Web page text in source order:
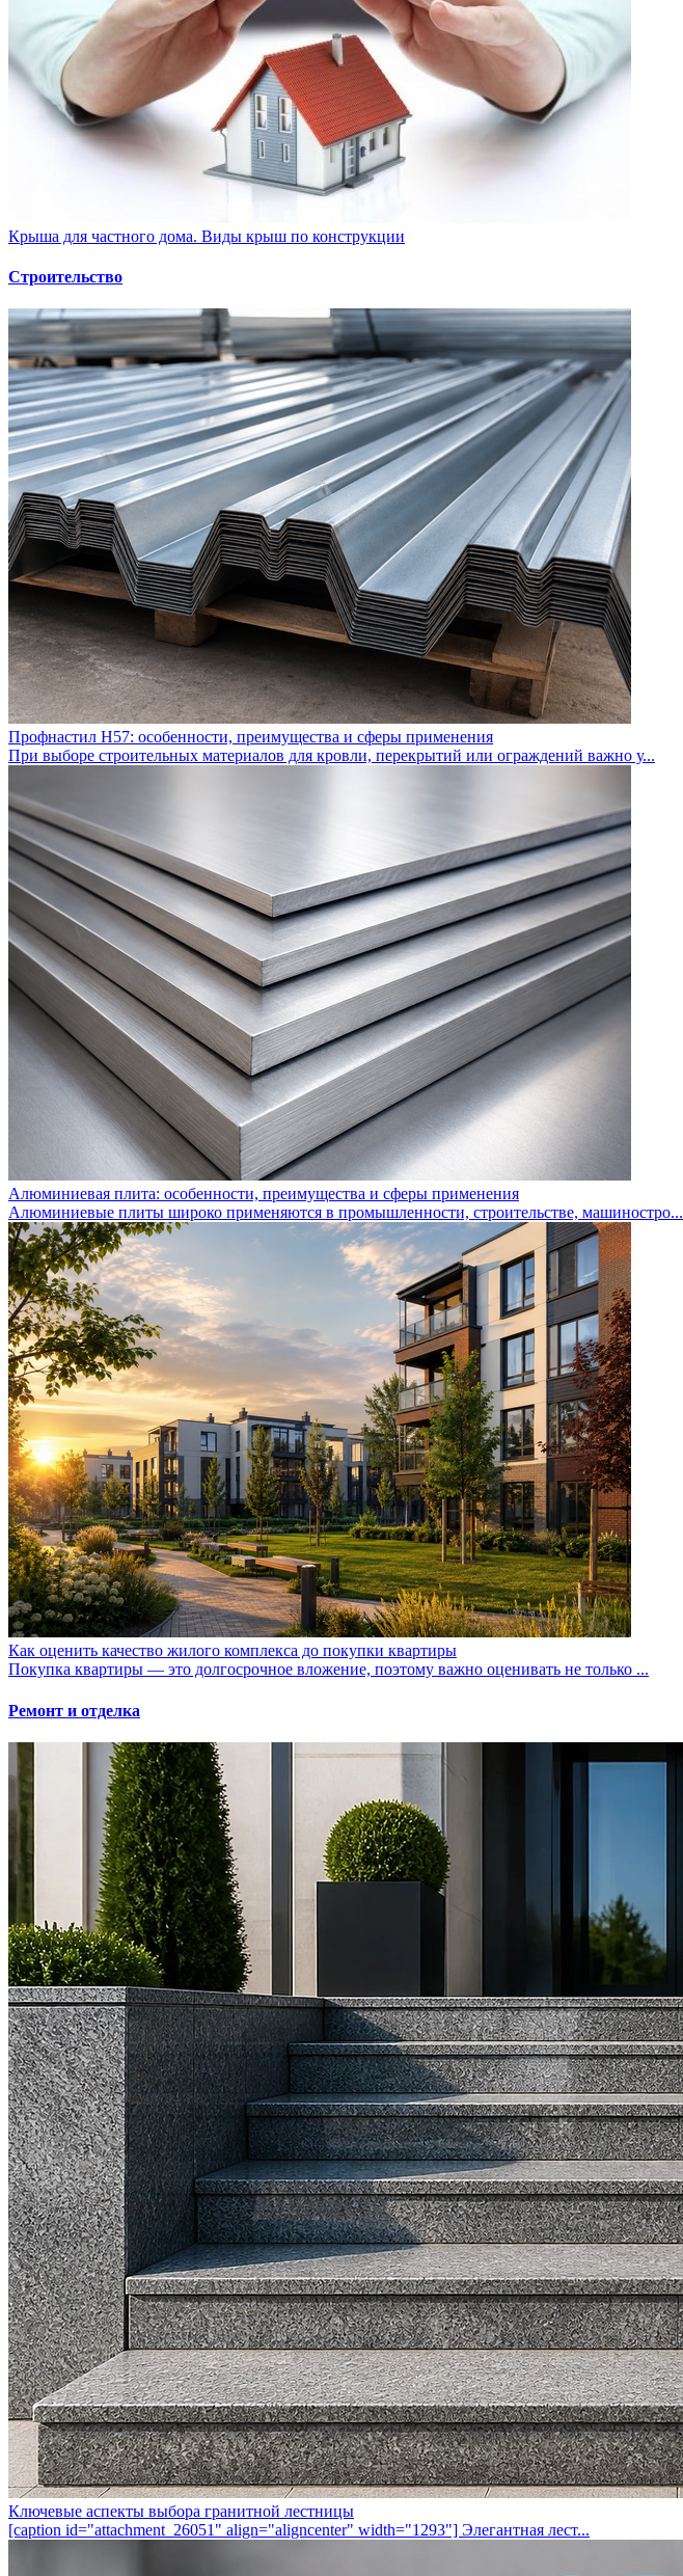
Крыша для частного дома. Виды крыш по конструкции
Строительство
Профнастил Н57: особенности, преимущества и сферы применения
При выборе строительных материалов для кровли, перекрытий или ограждений важно у...
Алюминиевая плита: особенности, преимущества и сферы применения
Алюминиевые плиты широко применяются в промышленности, строительстве, машиностро...
Как оценить качество жилого комплекса до покупки квартиры
Покупка квартиры — это долгосрочное вложение, поэтому важно оценивать не только ...
Ремонт и отделка
Ключевые аспекты выбора гранитной лестницы
[caption id="attachment_26051" align="aligncenter" width="1293"] Элегантная лест...